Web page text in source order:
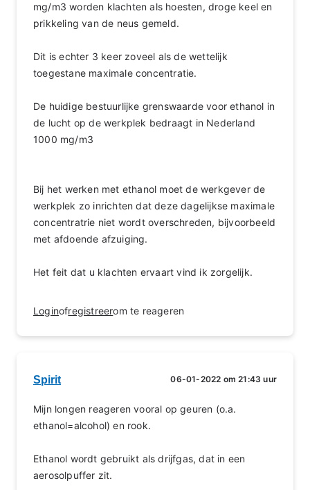
mg/m3 worden klachten als hoesten, droge keel en
prikkeling van de neus gemeld.
Dit is echter 3 keer zoveel als de wettelijk
toegestane maximale concentratie.
De huidige bestuurlijke grenswaarde voor ethanol in
de lucht op de werkplek bedraagt in Nederland
1000 mg/m3
Bij het werken met ethanol moet de werkgever de
werkplek zo inrichten dat deze dagelijkse maximale
concentratrie niet wordt overschreden, bijvoorbeeld
met afdoende afzuiging.
Het feit dat u klachten ervaart vind ik zorgelijk.
Loginofregistreerom te reageren
Spirit 06-01-2022 om 21:43 uur
Mijn longen reageren vooral op geuren (o.a.
ethanol=alcohol) en rook.
Ethanol wordt gebruikt als drijfgas, dat in een
aerosolpuffer zit.